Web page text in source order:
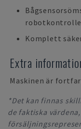
Komplett
Extra
Maskinen är
*Det kan finnas
de faktiska